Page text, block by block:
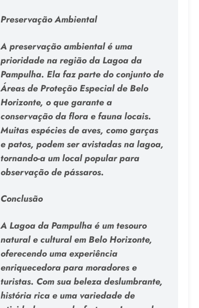
Preservação Ambiental
A preservação ambiental é uma
prioridade na região da Lagoa da
Pampulha. Ela faz parte do conjunto de
Áreas de Proteção Especial de Belo
Horizonte, o que garante a
conservação da flora e fauna locais.
Muitas espécies de aves, como garças
e patos, podem ser avistadas na lagoa,
tornando-a um local popular para
observação de pássaros.
Conclusão
A Lagoa da Pampulha é um tesouro
natural e cultural em Belo Horizonte,
oferecendo uma experiência
enriquecedora para moradores e
turistas. Com sua beleza deslumbrante,
história rica e uma variedade de